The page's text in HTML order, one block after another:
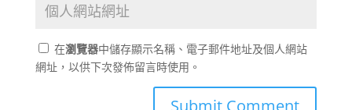
在瀏覽器中儲存顯示名稱、電子郵件地址及個人網站
網址，以供下次發佈留言時使用。